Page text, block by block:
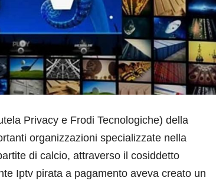
Privacy e Frodi Tecnologiche) della
organizzazioni specializzate nella
di calcio, attraverso il cosiddetto
Iptv pirata a pagamento aveva creato un